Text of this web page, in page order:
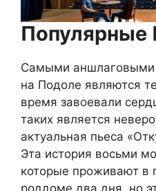
Популярные
Самыми аншлаговыми
на Подоле являются
время завоевали
таких является
актуальная пьеса
Эта история восьми
которые проживают в